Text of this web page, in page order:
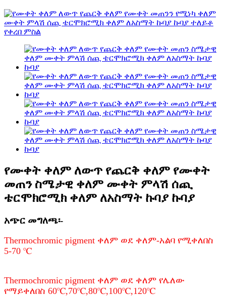
የሙቀት ቀለም ለውጥ የጨርቅ ቀለም የሙቀት
መጠን ስሜታዊ ቀለም ሙቀት ምላሽ ሰጪ
ቴርሞክሮሚክ ቀለም ለአስማት ኩባያ ኩባያ
አጭር መግለጫ፡-
Thermochromic pigment ቀለም ወደ ቀለም-አልባ የሚቀለበስ
5-70 ℃
Thermochromic pigment ቀለም ወደ ቀለም የሌለው
የማይቀለበስ 60℃,70℃,80℃,100℃,120℃